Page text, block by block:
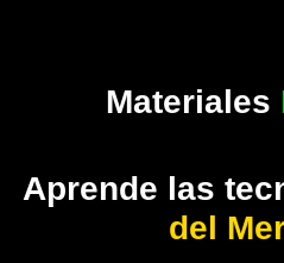
Materiales
Aprende las
del